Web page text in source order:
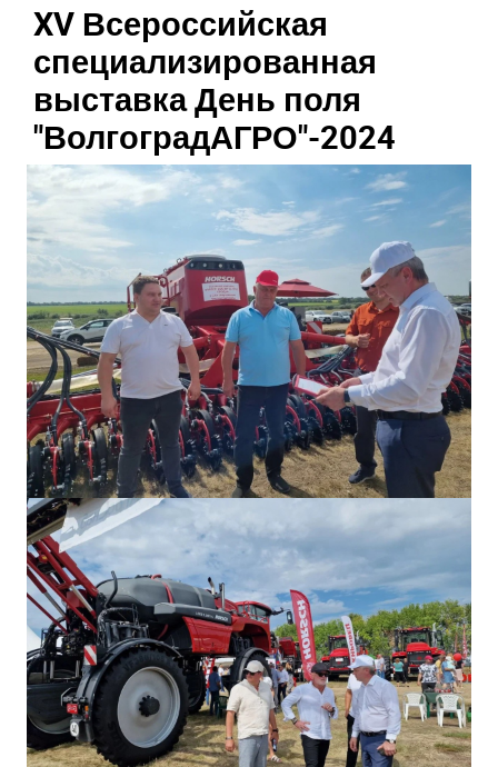
XV Всероссийская
специализированная
выставка День поля
"ВолгоградАГРО"-2024